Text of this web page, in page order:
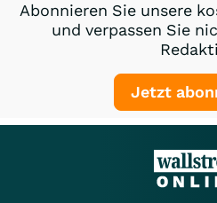
Abonnieren Sie unsere
und verpassen Sie
Jetzt